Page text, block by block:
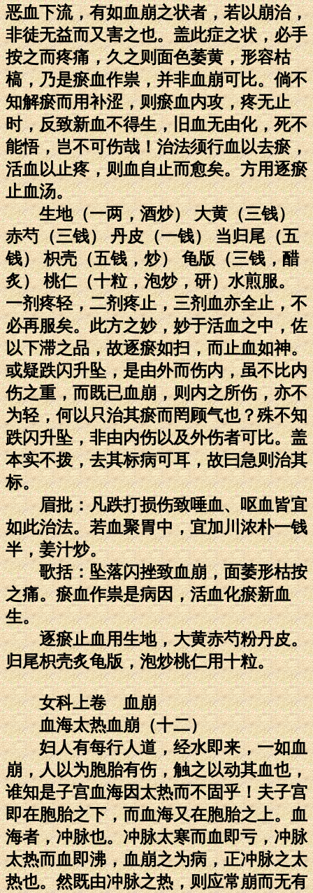
恶血下流，有如血崩之状者，若以崩治，
非徒无益而又害之也。盖此症之状，必手
按之而疼痛，久之则面色萎黄，形容枯
槁，乃是瘀血作祟，并非血崩可比。倘不
知解瘀而用补涩，则瘀血内攻，疼无止
时，反致新血不得生，旧血无由化，死不
能悟，岂不可伤哉！治法须行血以去瘀，
活血以止疼，则血自止而愈矣。方用逐瘀
止血汤。
生地（一两，酒炒） 大黄（三钱）
赤芍（三钱） 丹皮（一钱） 当归尾（五
钱） 枳壳（五钱，炒） 龟版（三钱，醋
炙） 桃仁（十粒，泡炒，研）水煎服。
一剂疼轻，二剂疼止，三剂血亦全止，不
必再服矣。此方之妙，妙于活血之中，佐
以下滞之品，故逐瘀如扫，而止血如神。
或疑跌闪升坠，是由外而伤内，虽不比内
伤之重，而既已血崩，则内之所伤，亦不
为轻，何以只治其瘀而罔顾气也？殊不知
跌闪升坠，非由内伤以及外伤者可比。盖
本实不拨，去其标病可耳，故曰急则治其
标。
眉批：凡跌打损伤致唾血、呕血皆宜
如此治法。若血聚胃中，宜加川浓朴一钱
半，姜汁炒。
歌括：坠落闪挫致血崩，面萎形枯按
之痛。瘀血作祟是病因，活血化瘀新血
生。
逐瘀止血用生地，大黄赤芍粉丹皮。
归尾枳壳炙龟版，泡炒桃仁用十粒。
女科上卷 血崩
血海太热血崩（十二）
妇人有每行人道，经水即来，一如血
崩，人以为胞胎有伤，触之以动其血也，
谁知是子宫血海因太热而不固乎！夫子宫
即在胞胎之下，而血海又在胞胎之上。血
海者，冲脉也。冲脉太寒而血即亏，冲脉
太热而血即沸，血崩之为病，正冲脉之太
热也。然既由冲脉之热，则应常崩而无有